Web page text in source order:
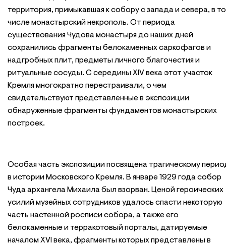
территория, примыкавшая к собору с запада и севера, в
числе монастырский некрополь. От периода
существования Чудова монастыря до наших дней
сохранились фрагменты белокаменных саркофагов и
надгробных плит, предметы личного благочестия и
ритуальные сосуды. С середины XIV века этот участок
Кремля многократно перестраивали, о чем
свидетельствуют представленные в экспозиции
обнаруженные фрагменты фундаментов монастырских
построек.
Особая часть экспозиции посвящена трагическому
в истории Московского Кремля. В январе 1929 года собор
Чуда архангела Михаила был взорван. Ценой героических
усилий музейных сотрудников удалось спасти некоторую
часть настенной росписи собора, а также его
белокаменные и терракотовый порталы, датируемые
началом XVI века, фрагменты которых представлены в